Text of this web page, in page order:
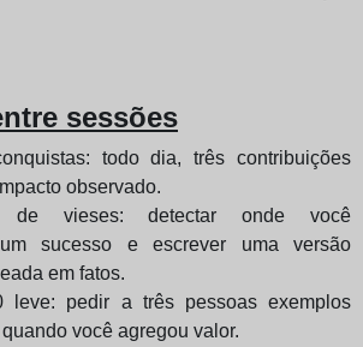
sessões
todo dia, três contribuições
observado.
de vieses: detectar onde você
sucesso e escrever uma versão
em fatos.
leve: pedir a três pessoas exemplos
você agregou valor.